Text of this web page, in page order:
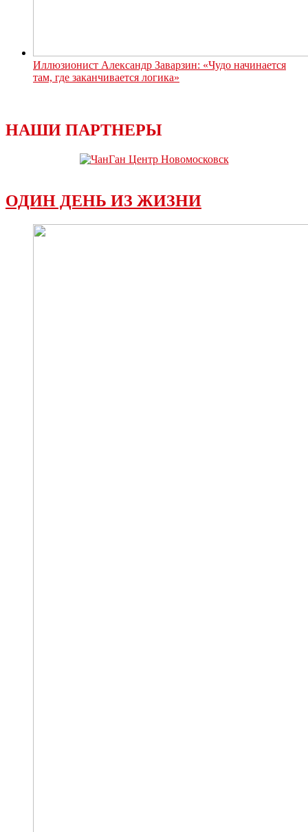
Иллюзионист Александр Заварзин: «Чудо начинается
там, где заканчивается логика»
НАШИ ПАРТНЕРЫ
ОДИН ДЕНЬ ИЗ ЖИЗНИ